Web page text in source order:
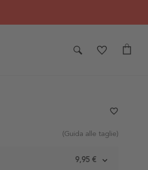
(Guida alle taglie)
9,95 €
favorite_border